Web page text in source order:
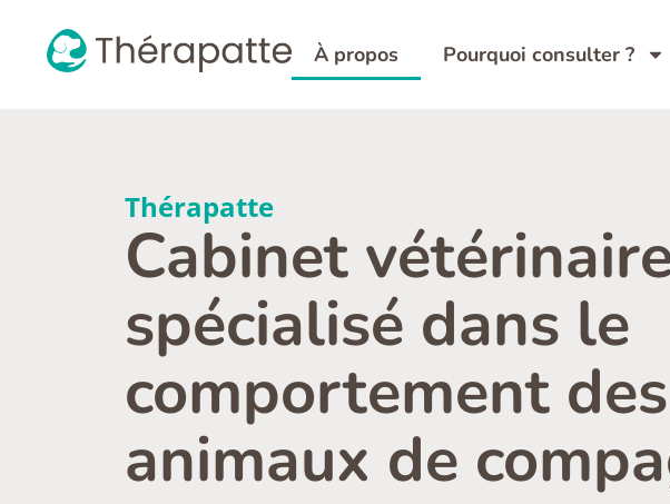
À propos Pourquoi consulter ?
Thérapatte
Cabinet
spécialisé dans le
comportement des
animaux de